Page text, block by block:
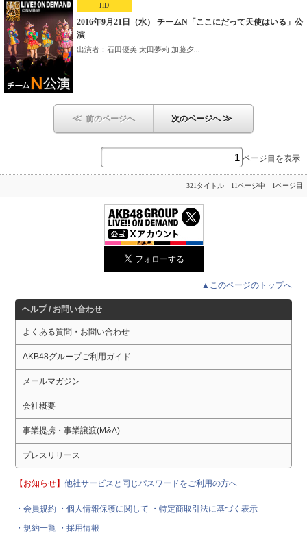
HD
2016年9月21日（水） チームN「ここにだって天使はいる」公
演
出演者：石田優美 太田夢莉 加藤夕...
≪ 前のページへ 次のページへ≫
ページ目を表示
321タイトル 11ページ中 1ページ目
▲このページのトップへ
ヘルプ / お問い合わせ
よくある質問・お問い合わせ
AKB48グループご利用ガイド
メールマガジン
会社概要
事業提携・事業譲渡(M&A)
プレスリリース
【お知らせ】他社サービスと同じパスワードをご利用の方へ
・会員規約 ・個人情報保護に関して
・特定商取引法に基づく表示
・規約一覧 ・採用情報